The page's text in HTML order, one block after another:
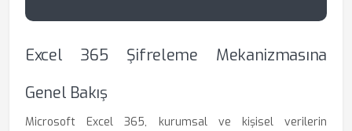
Excel 365 Şifreleme Mekanizmasına
Genel Bakış
Microsoft Excel 365, kurumsal ve kişisel verilerin